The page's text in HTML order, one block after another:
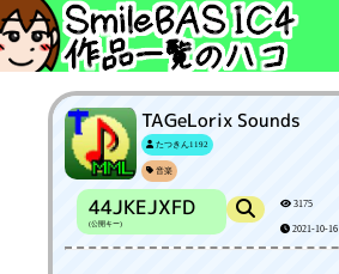
TAGeLorix Sounds
たつきん1192
音楽
44JKEJXFD
(公開キー)
3175
2021-10-16